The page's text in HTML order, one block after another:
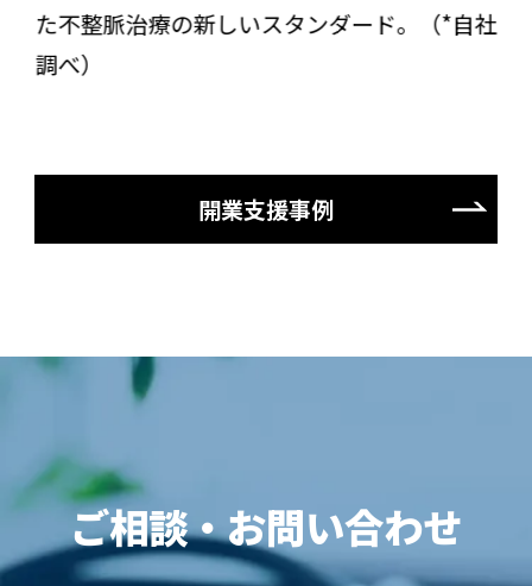
た不整脈治療の新しいスタンダード。（*自社
調べ）
開業支援事例
ご相談・お問い合わせ